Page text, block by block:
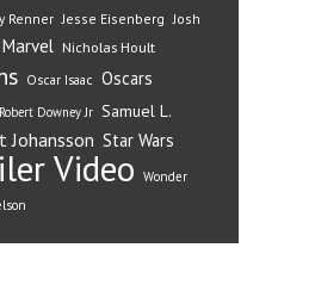
Renner Jesse Eisenberg Josh
Marvel Nicholas Hoult
Oscar Isaac Oscars
Robert Downey Jr Samuel L.
Johansson Star Wars
Video Wonder